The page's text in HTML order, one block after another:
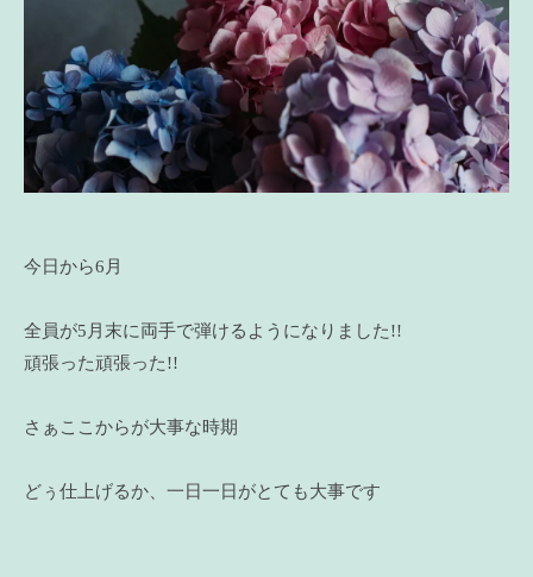
今日から6月
全員が5月末に両手で弾けるようになりました!!
頑張った頑張った!!
さぁここからが大事な時期
どぅ仕上げるか、一日一日がとても大事です